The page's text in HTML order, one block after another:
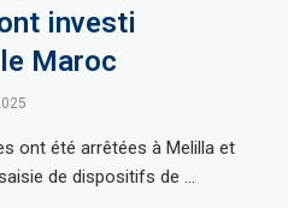
investi
le Maroc
ont été arrêtées à Melilla et
de dispositifs de …